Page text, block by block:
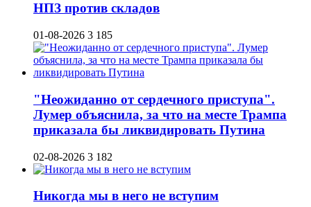
НПЗ против складов
01-08-2026 3 185
"Неожиданно от сердечного приступа".
Лумер объяснила, за что на месте Трампа
приказала бы ликвидировать Путина
02-08-2026 3 182
Никогда мы в него не вступим